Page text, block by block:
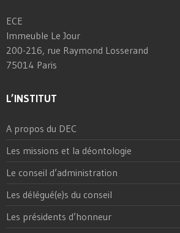
ECE
Immeuble Le Jour
200-216, rue Raymond Losserand
75014 Paris
L’INSTITUT
A propos du DEC
Les missions et la déontologie
Le conseil d’administration
Les délégué(e)s du conseil
Les présidents d’honneur